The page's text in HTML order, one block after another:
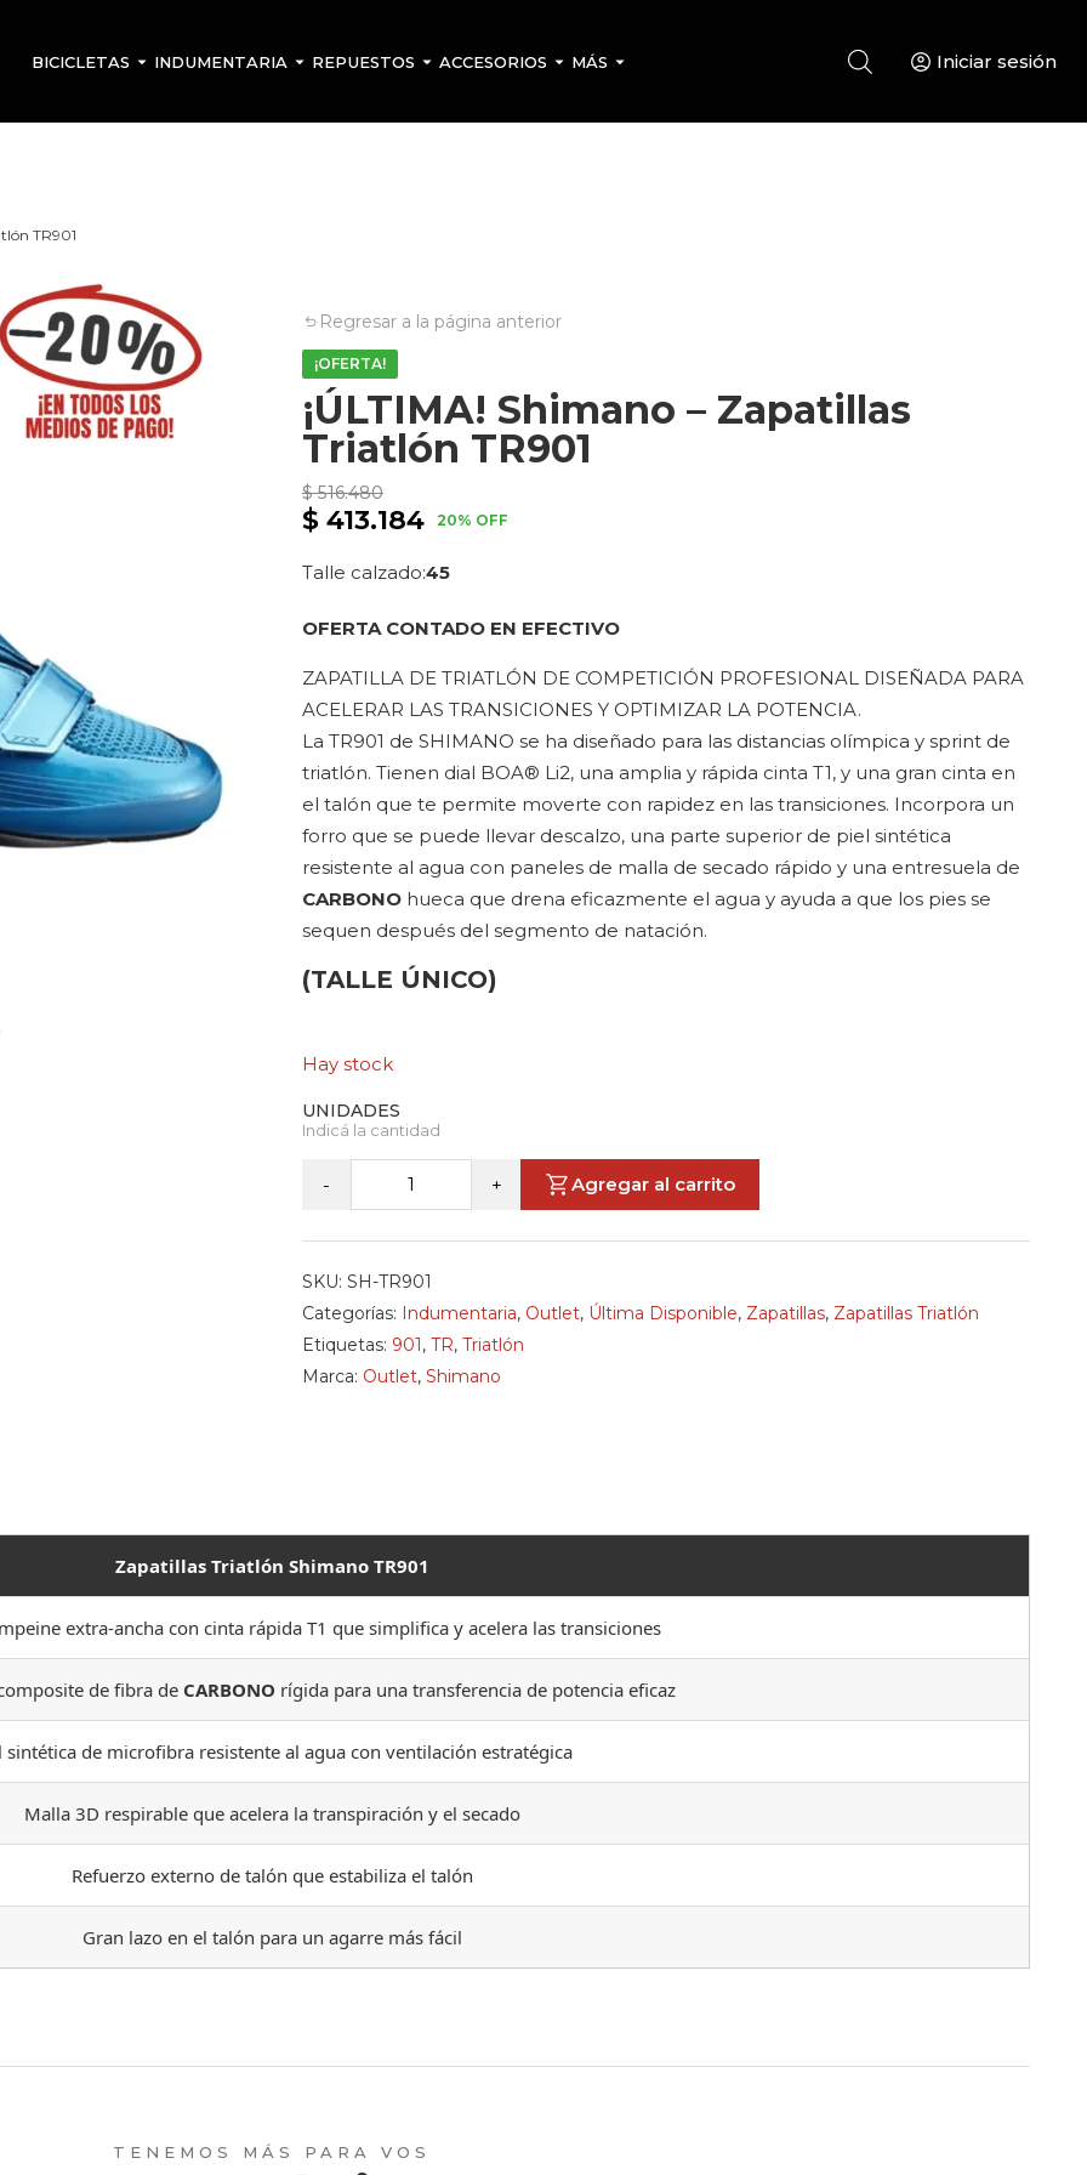
BICICLETAS INDUMENTARIA REPUESTOS ACCESORIOS MÁS Iniciar sesión
TR901
¡ÚLTIMA! Shimano – Zapatillas
Triatlón TR901
Regresar a la página anterior
¡OFERTA!
$516.480
El
original
$ 413.184 El
actual
20% OFF
OFERTA CONTADO EN EFECTIVO
ZAPATILLA DE TRIATLÓN DE COMPETICIÓN PROFESIONAL DISEÑADA PARA
ACELERAR LAS TRANSICIONES Y OPTIMIZAR LA POTENCIA.
La TR901 de SHIMANO se ha diseñado para las distancias olímpica y sprint de
triatlón. Tienen dial BOA® Li2, una amplia y rápida cinta T1, y una gran cinta en
el talón que te permite moverte con rapidez en las transiciones. Incorpora un
forro que se puede llevar descalzo, una parte superior de piel sintética
resistente al agua con paneles de malla de secado rápido y una entresuela de
CARBONO hueca que drena eficazmente el agua y ayuda a que los pies se
sequen después del segmento de natación.
(TALLE ÚNICO)
Hay stock
-
¡ÚLTIMA!
Shimano
-
+ Agregar al carrito
SKU: SH-TR901
Categorías: Indumentaria, Outlet, Última Disponible, Zapatillas, Zapatillas Triatlón
Etiquetas: 901, TR, Triatlón
Marca: Outlet, Shimano
Talle calzado 45
Zapatillas Triatlón Shimano TR901
extra-ancha con cinta rápida T1 que simplifica y acelera las transiciones
de fibra de CARBONO rígida para una transferencia de potencia eficaz
sintética de microfibra resistente al agua con ventilación estratégica
Malla 3D respirable que acelera la transpiración y el secado
Refuerzo externo de talón que estabiliza el talón
Gran lazo en el talón para un agarre más fácil